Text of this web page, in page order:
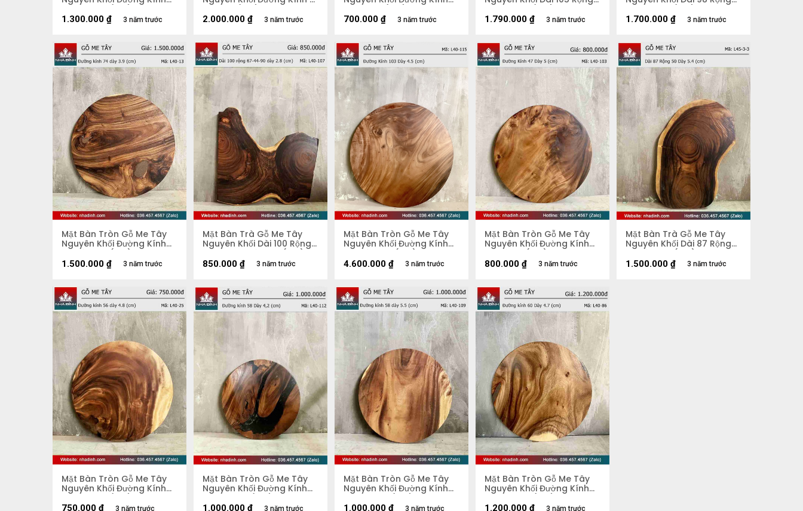
67 Dày 4,2 (cm)
3 năm trước
1.300.000 ₫
Dày 5,5 (cm)
3 năm trước
2.000.000 ₫
59 Dày 4 (cm)
3 năm trước
700.000 ₫
58 Dày 5,2 (cm)
3 năm trước
1.790.000 ₫
58 Dày 5,3 (cm)
3 năm trước
1.700.000 ₫
Mặt Bàn Tròn Gỗ Me Tây
Nguyên Khối Đường Kính
74 Dày 3.9 (cm)
3 năm trước
1.500.000 ₫
Mặt Bàn Trà Gỗ Me Tây
Nguyên Khối Dài 100 Rộng
67-44-90 Dày 2,8 (cm)
3 năm trước
850.000 ₫
Mặt Bàn Tròn Gỗ Me Tây
Nguyên Khối Đường Kính
103 Dày 4,5 (cm)
3 năm trước
4.600.000 ₫
Mặt Bàn Tròn Gỗ Me Tây
Nguyên Khối Đường Kính
47 Dày 5 (cm)
3 năm trước
800.000 ₫
Mặt Bàn Trà Gỗ Me Tây
Nguyên Khối Dài 87 Rộng
50 Dày 5,4 (cm)
3 năm trước
1.500.000 ₫
Mặt Bàn Tròn Gỗ Me Tây
Nguyên Khối Đường Kính
56 Dày 4,8 (cm)
3 năm trước
750.000 ₫
Mặt Bàn Tròn Gỗ Me Tây
Nguyên Khối Đường Kính
58 Dày 4,2 (cm)
3 năm trước
1.000.000 ₫
Mặt Bàn Tròn Gỗ Me Tây
Nguyên Khối Đường Kính
58 Dày 5,5 (cm)
3 năm trước
1.000.000 ₫
Mặt Bàn Tròn Gỗ Me Tây
Nguyên Khối Đường Kính
60 Dày 4.5 (cm)
3 năm trước
1.200.000 ₫